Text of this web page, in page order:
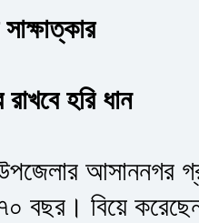
হরি ধান
আসাননগর
বছর। বিয়ে